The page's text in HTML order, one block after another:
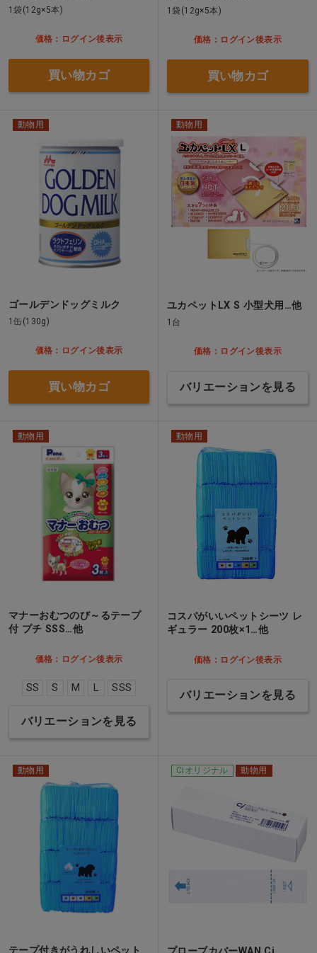
1袋(12g×5本)
価格：ログイン後表示
買い物カゴ
1袋(12g×5本)
価格：ログイン後表示
買い物カゴ
動物用
ゴールデンドッグミルク
1缶(130g)
価格：ログイン後表示
買い物カゴ
動物用
ユカペットLX S 小型犬用…他
1台
価格：ログイン後表示
バリエーションを見る
動物用
マナーおむつのび～るテープ
付 プチ SSS…他
価格：ログイン後表示
SS S M SSS
バリエーションを見る
動物用
コスパがいいペットシーツ レ
ギュラー 200枚×1…他
価格：ログイン後表示
バリエーションを見る
動物用
テープ付きがうれしいペット
Ciオリジナル 動物用
プローブカバーWAN Ci